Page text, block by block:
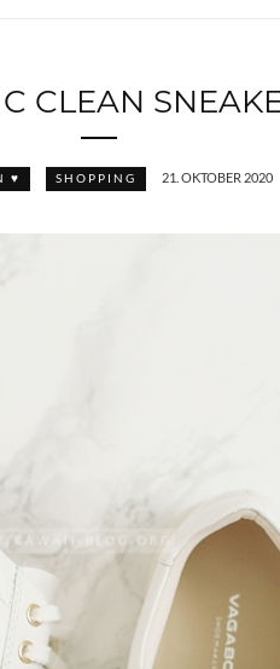
CLEAN
♥ SHOPPING 21. OKTOBER 2020